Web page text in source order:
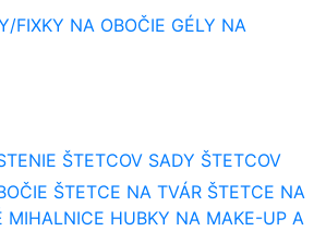
FIXKY NA OBOČIE GÉLY NA
ŠTETCOV SADY ŠTETCOV
ŠTETCE NA TVÁR ŠTETCE NA
MIHALNICE HUBKY NA MAKE-UP A